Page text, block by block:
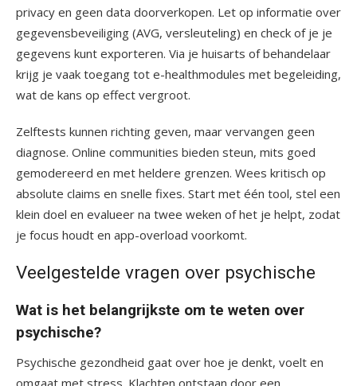
privacy en geen data doorverkopen. Let op informatie over
gegevensbeveiliging (AVG, versleuteling) en check of je je
gegevens kunt exporteren. Via je huisarts of behandelaar
krijg je vaak toegang tot e-healthmodules met begeleiding,
wat de kans op effect vergroot.
Zelftests kunnen richting geven, maar vervangen geen
diagnose. Online communities bieden steun, mits goed
gemodereerd en met heldere grenzen. Wees kritisch op
absolute claims en snelle fixes. Start met één tool, stel een
klein doel en evalueer na twee weken of het je helpt, zodat
je focus houdt en app-overload voorkomt.
Veelgestelde vragen over psychische
Wat is het belangrijkste om te weten over
psychische?
Psychische gezondheid gaat over hoe je denkt, voelt en
omgaat met stress. Klachten ontstaan door een